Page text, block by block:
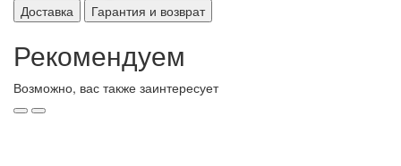
Доставка
Гарантия и возврат
Рекомендуем
Возможно, вас также заинтересует